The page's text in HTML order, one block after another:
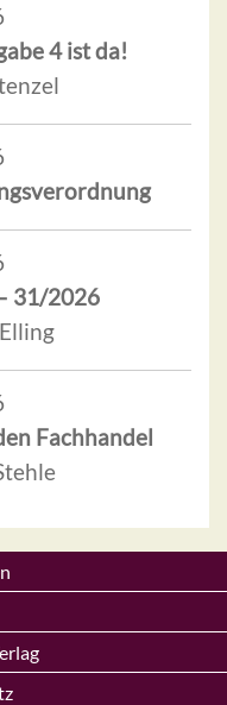
4 ist da!
31/2026
Fachhandel